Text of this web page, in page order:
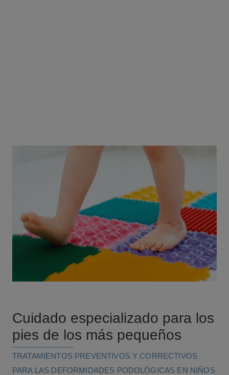
Cuidado especializado para los
pies de los más pequeños
TRATAMIENTOS PREVENTIVOS Y CORRECTIVOS
PARA LAS DEFORMIDADES PODOLÓGICAS EN NIÑOS